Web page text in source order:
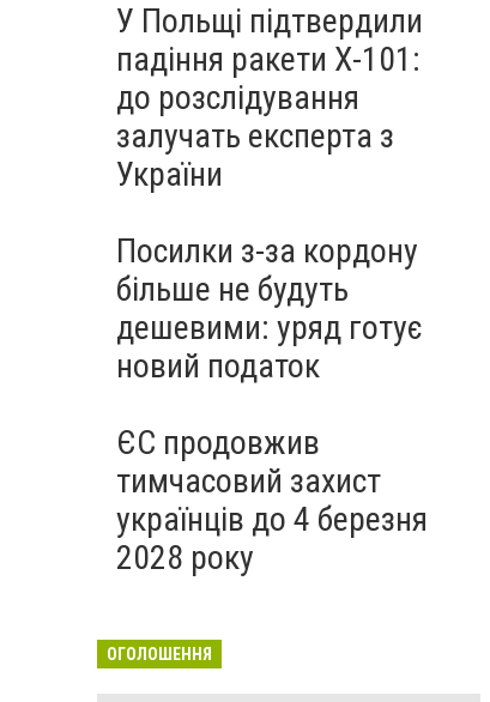
У Польщі підтвердили
падіння ракети Х-101:
до розслідування
залучать експерта з
України
Посилки з-за кордону
більше не будуть
дешевими: уряд готує
новий податок
ЄС продовжив
тимчасовий захист
українців до 4 березня
2028 року
ОГОЛОШЕННЯ